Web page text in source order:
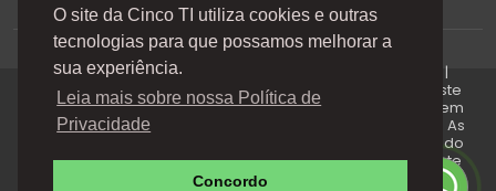
O site da Cinco TI utiliza cookies e outras
tecnologias para que possamos melhorar a
sua experiência.
Leia mais sobre nossa Política de
Privacidade
Concordo
A Cinco TI (5TI) é uma marca registrada de CINCO TI
COMERCIO E SERVICOS LTDA | CNPJ: 08.307.867/0001-04 |
Todos os direitos reservados. Os preços anunciados neste
site ou via e-mails promocionais podem ser alterados sem
prévio aviso. A 5TI não é responsável por erros descritos. As
fotos contidas nessa página são meramente ilustrativas do
produto e podem variar de acordo com o fornecedor/lote
do fabricante. Este site trabalha 100% em criptografia SSL.